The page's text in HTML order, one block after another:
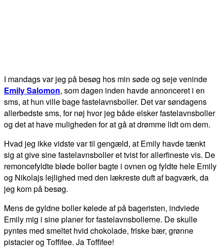
I mandags var jeg på besøg hos min søde og seje veninde
Emily Salomon, som dagen inden havde annonceret i en
sms, at hun ville bage fastelavnsboller. Det var søndagens
allerbedste sms, for nøj hvor jeg både elsker fastelavnsboller
og det at have muligheden for at gå at drømme lidt om dem.
Hvad jeg ikke vidste var til gengæld, at Emily havde tænkt
sig at give sine fastelavnsboller et tvist for allerfineste vis. De
remoncefyldte bløde boller bagte i ovnen og fyldte hele Emily
og Nikolajs lejlighed med den lækreste duft af bagværk, da
jeg kom på besøg.
Mens de gyldne boller kølede af på bageristen, indviede
Emily mig i sine planer for fastelavnsbollerne. De skulle
pyntes med smeltet hvid chokolade, friske bær, grønne
pistacier og Toffifee. Ja Toffifee!